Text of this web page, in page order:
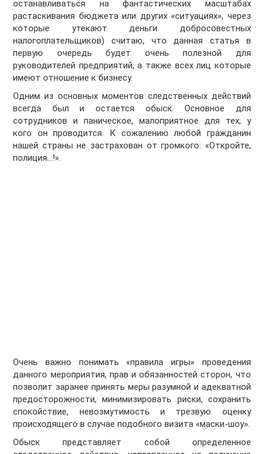
останавливаться на фантастических масштабах
растаскивания бюджета или других «ситуациях», через
которые утекают деньги добросовестных
налогоплательщиков) считаю, что данная статья в
первую очередь будет очень полезной для
руководителей предприятий, а также всех лиц которые
имеют отношение к бизнесу.
Одним из основных моментов следственных действий
всегда был и остается обыск. Основное для
сотрудников и паническое, малоприятное для тех, у
кого он проводится. К сожалению любой гражданин
нашей страны не застрахован от громкого: «Откройте,
полиция…!».
Очень важно понимать «правила игры» проведения
данного мероприятия, прав и обязанностей сторон, что
позволит заранее принять меры разумной и адекватной
предосторожности, минимизировать риски, сохранить
спокойствие, невозмутимость и трезвую оценку
происходящего в случае подобного визита «маски-шоу».
Обыск представляет собой определенное